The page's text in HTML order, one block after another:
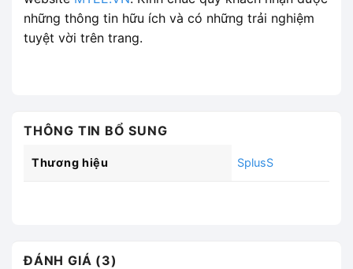
những thông tin hữu ích và có những trải nghiệm
tuyệt vời trên trang.
THÔNG TIN BỔ SUNG
Thương hiệu SplusS
ĐÁNH GIÁ (3)